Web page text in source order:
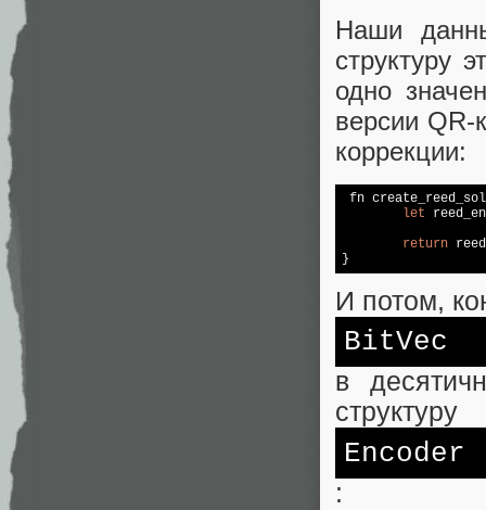
Наши
структуру
одно
версии QR-
коррекции:
fn
let
return
}
И потом,
BitVec
в
структуру
Encoder
: